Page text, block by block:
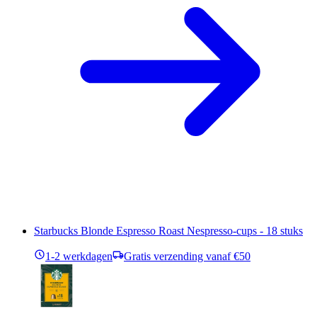
Starbucks Blonde Espresso Roast Nespresso-cups - 18 stuks
1-2 werkdagen Gratis verzending vanaf €50